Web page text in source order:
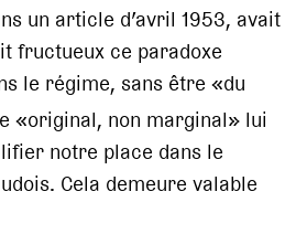
un article d’avril 1953, avait
fructueux ce paradoxe
le régime, sans être «du
«original, non marginal» lui
notre place dans le
Cela demeure valable